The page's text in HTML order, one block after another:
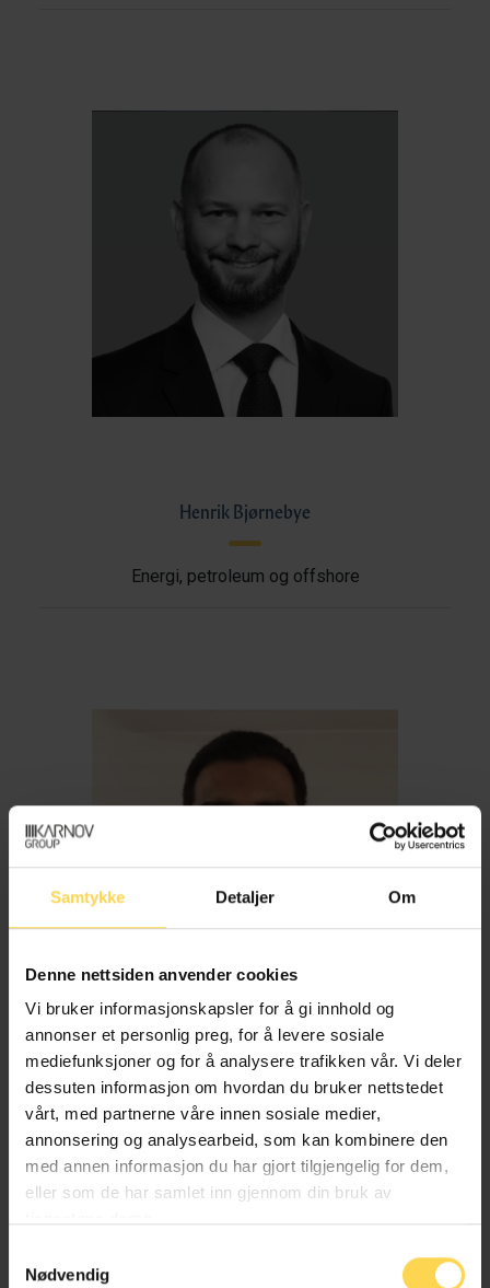
Samtykke Detaljer Om
Denne nettsiden anvender cookies
Vi bruker informasjonskapsler for å gi innhold og
annonser et personlig preg, for å levere sosiale
mediefunksjoner og for å analysere trafikken vår. Vi deler
dessuten informasjon om hvordan du bruker nettstedet
vårt, med partnerne våre innen sosiale medier,
annonsering og analysearbeid, som kan kombinere den
med annen informasjon du har gjort tilgjengelig for dem,
eller som de har samlet inn gjennom din bruk av
Nødvendig
Henrik Bjørnebye
Energi, petroleum og offshore
Imran Haider
Trygderett og pensjonsrett